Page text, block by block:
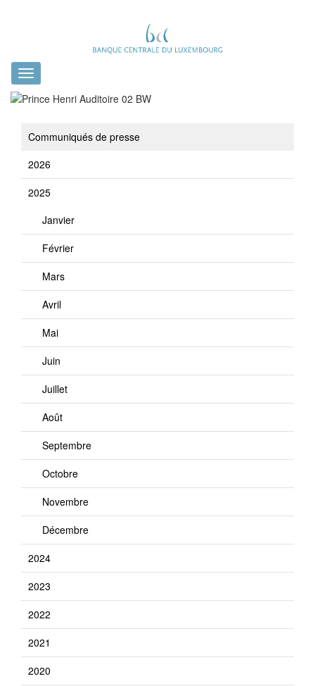
Toggle
navigation
Communiqués de presse
2026
2025
Janvier
Février
Mars
Avril
Mai
Juin
Juillet
Août
Septembre
Octobre
Novembre
Décembre
2024
2023
2022
2021
2020